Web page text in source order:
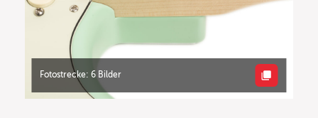
Fotostrecke: 6 Bilder